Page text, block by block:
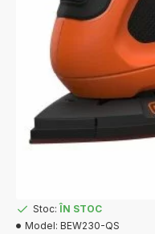
Stoc: ÎN STOC
Model: BEW230-QS